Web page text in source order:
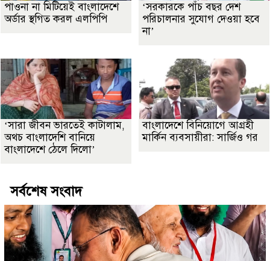
পাওনা না মিটিয়েই বাংলাদেশে
অর্ডার স্থগিত করল এলপিপি
‘সরকারকে পাঁচ বছর দেশ
পরিচালনার সুযোগ দেওয়া হবে
না’
‘সারা জীবন ভারতেই কাটালাম,
অথচ বাংলাদেশি বানিয়ে
বাংলাদেশে ঠেলে দিলো’
বাংলাদেশে বিনিয়োগে আগ্রহী
মার্কিন ব্যবসায়ীরা: সার্জিও গর
সর্বশেষ সংবাদ